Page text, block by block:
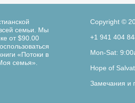
семьи. Мы
от $90.00
«Потоки в
семья».
Copyright ©
+1 941 404
Mon-Sat:
Hope of
Замечания и